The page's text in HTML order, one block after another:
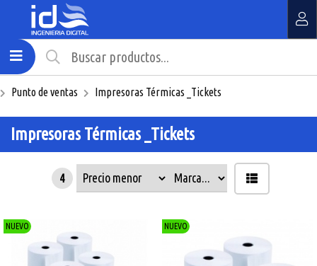
¿Tienes cupón de descuento?
Aplicar
Punto de ventas Impresoras Térmicas _Tickets
Impresoras Térmicas _Tickets
4
NUEVO NUEVO